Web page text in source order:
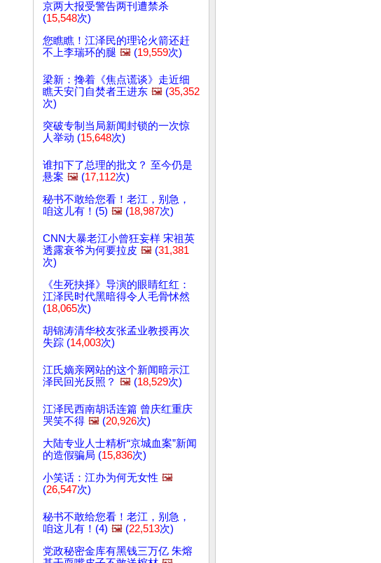
京两大报受警告两刊遭禁杀
(15,548次)
您瞧瞧！江泽民的理论火箭还赶
不上李瑞环的腿 🖼️ (19,559次)
梁新：搀着《焦点谎谈》走近细
瞧天安门自焚者王进东 🖼️ (35,352
次)
突破专制当局新闻封锁的一次惊
人举动 (15,648次)
谁扣下了总理的批文？ 至今仍是
悬案 🖼️ (17,112次)
秘书不敢给您看！老江，别急，
咱这儿有！(5) 🖼️ (18,987次)
CNN大暴老江小曾狂妄样 宋祖英
透露衰爷为何要拉皮 🖼️ (31,381
次)
《生死抉择》导演的眼睛红红：
江泽民时代黑暗得令人毛骨怵然
(18,065次)
胡锦涛清华校友张孟业教授再次
失踪 (14,003次)
江氏嫡亲网站的这个新闻暗示江
泽民回光反照？ 🖼️ (18,529次)
江泽民西南胡话连篇 曾庆红重庆
哭笑不得 🖼️ (20,926次)
大陆专业人士精析“京城血案”新闻
的造假骗局 (15,836次)
小笑话：江办为何无女性 🖼️
(26,547次)
秘书不敢给您看！老江，别急，
咱这儿有！(4) 🖼️ (22,513次)
党政秘密金库有黑钱三万亿 朱熔